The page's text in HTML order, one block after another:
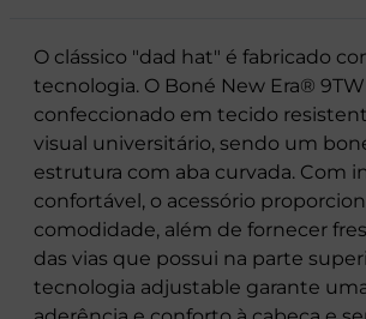
O clássico "dad hat" é fabricado
tecnologia. O Boné New Era®
confeccionado em tecido
visual universitário, sendo um
estrutura com aba curvada. Com
confortável, o acessório
comodidade, além de fornecer
das vias que possui na parte
tecnologia adjustable garante